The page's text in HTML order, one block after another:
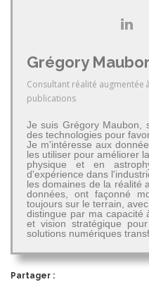
Grégory
Consultant réalité augmentée à
publications
Je suis Grégory Maubon,
des technologies pour
Je m'intéresse aux
les utiliser pour améliorer
physique et en
d'expérience dans
les domaines de la réalité
données, ont façonné
toujours sur le terrain,
distingue par ma capacité
et vision stratégique
solutions numériques
Partager :